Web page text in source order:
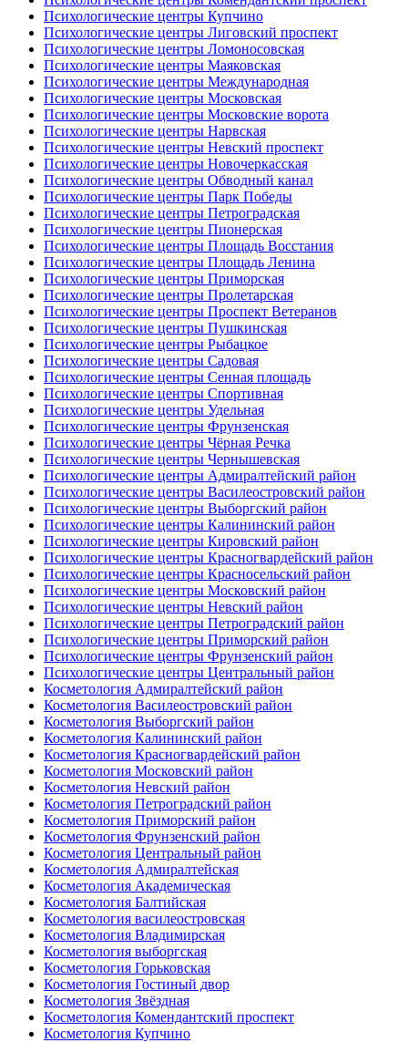
Психологические центры Купчино
Психологические центры Лиговский проспект
Психологические центры Ломоносовская
Психологические центры Маяковская
Психологические центры Международная
Психологические центры Московская
Психологические центры Московские ворота
Психологические центры Нарвская
Психологические центры Невский проспект
Психологические центры Новочеркасская
Психологические центры Обводный канал
Психологические центры Парк Победы
Психологические центры Петроградская
Психологические центры Пионерская
Психологические центры Площадь Восстания
Психологические центры Площадь Ленина
Психологические центры Приморская
Психологические центры Пролетарская
Психологические центры Проспект Ветеранов
Психологические центры Пушкинская
Психологические центры Рыбацкое
Психологические центры Садовая
Психологические центры Сенная площадь
Психологические центры Спортивная
Психологические центры Удельная
Психологические центры Фрунзенская
Психологические центры Чёрная Речка
Психологические центры Чернышевская
Психологические центры Адмиралтейский район
Психологические центры Василеостровский район
Психологические центры Выборгский район
Психологические центры Калининский район
Психологические центры Кировский район
Психологические центры Красногвардейский район
Психологические центры Красносельский район
Психологические центры Московский район
Психологические центры Невский район
Психологические центры Петроградский район
Психологические центры Приморский район
Психологические центры Фрунзенский район
Психологические центры Центральный район
Косметология Адмиралтейский район
Косметология Василеостровский район
Косметология Выборгский район
Косметология Калининский район
Косметология Красногвардейский район
Косметология Московский район
Косметология Невский район
Косметология Петроградский район
Косметология Приморский район
Косметология Фрунзенский район
Косметология Центральный район
Косметология Адмиралтейская
Косметология Академическая
Косметология Балтийская
Косметология василеостровская
Косметология Владимирская
Косметология выборгская
Косметология Горьковская
Косметология Гостиный двор
Косметология Звёздная
Косметология Комендантский проспект
Косметология Купчино